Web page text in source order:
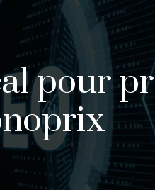
pour